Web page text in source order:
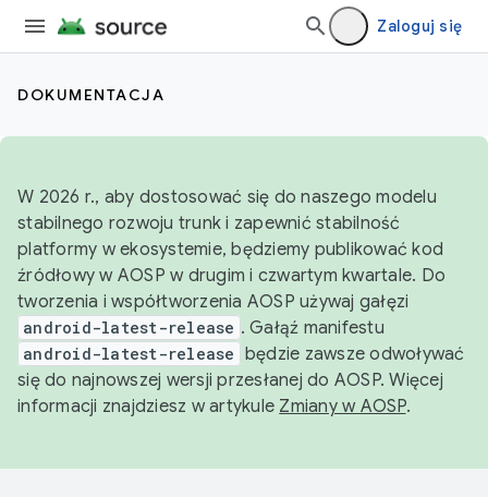
Zaloguj się
DOKUMENTACJA
W 2026 r., aby dostosować się do naszego modelu
stabilnego rozwoju trunk i zapewnić stabilność
platformy w ekosystemie, będziemy publikować kod
źródłowy w AOSP w drugim i czwartym kwartale. Do
tworzenia i współtworzenia AOSP używaj gałęzi
android-latest-release . Gałąź manifestu
android-latest-release będzie zawsze odwoływać
się do najnowszej wersji przesłanej do AOSP. Więcej
informacji znajdziesz w artykule Zmiany w AOSP.